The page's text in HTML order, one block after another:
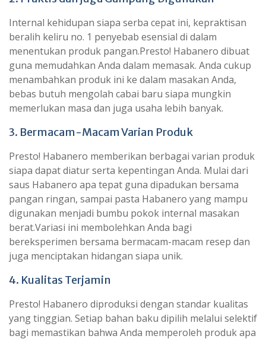
Internal kehidupan siapa serba cepat ini, kepraktisan
beralih keliru no. 1 penyebab esensial di dalam
menentukan produk pangan.Presto! Habanero dibuat
guna memudahkan Anda dalam memasak. Anda cukup
menambahkan produk ini ke dalam masakan Anda,
bebas butuh mengolah cabai baru siapa mungkin
memerlukan masa dan juga usaha lebih banyak.
3. Bermacam-Macam Varian Produk
Presto! Habanero memberikan berbagai varian produk
siapa dapat diatur serta kepentingan Anda. Mulai dari
saus Habanero apa tepat guna dipadukan bersama
pangan ringan, sampai pasta Habanero yang mampu
digunakan menjadi bumbu pokok internal masakan
berat.Variasi ini membolehkan Anda bagi
bereksperimen bersama bermacam-macam resep dan
juga menciptakan hidangan siapa unik.
4. Kualitas Terjamin
Presto! Habanero diproduksi dengan standar kualitas
yang tinggian. Setiap bahan baku dipilih melalui selektif
bagi memastikan bahwa Anda memperoleh produk apa